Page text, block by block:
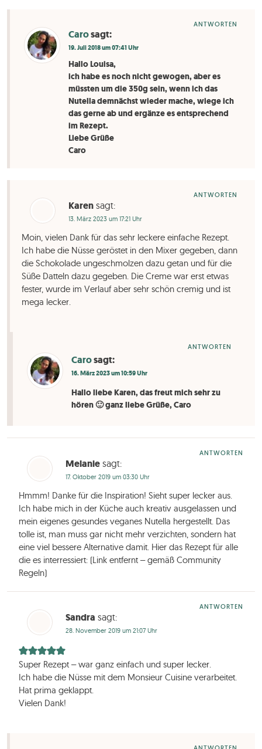
Carosagt:
19. Juli 2018 um 07:41 Uhr
Hallo Louisa,
ich habe es noch nicht gewogen, aber es
müssten um die 350g sein, wenn ich das
Nutella demnächst wieder mache, wiege ich
das gerne ab und ergänze es entsprechend
im Rezept.
Liebe Grüße
Caro
ANTWORTEN
Karen sagt:
13. März 2023 um 17:21 Uhr
Moin, vielen Dank für das sehr leckere einfache Rezept.
Ich habe die Nüsse geröstet in den Mixer gegeben, dann
die Schokolade ungeschmolzen dazu getan und für die
Süße Datteln dazu gegeben. Die Creme war erst etwas
fester, wurde im Verlauf aber sehr schön cremig und ist
mega lecker.
ANTWORTEN
Carosagt:
16. März 2023 um 10:59 Uhr
Hallo liebe Karen, das freut mich sehr zu
hören 🙂 ganz liebe Grüße, Caro
ANTWORTEN
Melanie sagt:
17. Oktober 2019 um 03:30 Uhr
Hmmm! Danke für die Inspiration! Sieht super lecker aus.
Ich habe mich in der Küche auch kreativ ausgelassen und
mein eigenes gesundes veganes Nutella hergestellt. Das
tolle ist, man muss gar nicht mehr verzichten, sondern hat
eine viel bessere Alternative damit. Hier das Rezept für alle
die es interressiert: (Link entfernt – gemäß Community
Regeln)
ANTWORTEN
Sandra sagt:
28. November 2019 um 21:07 Uhr
Super Rezept – war ganz einfach und super lecker.
Ich habe die Nüsse mit dem Monsieur Cuisine verarbeitet.
Hat prima geklappt.
Vielen Dank!
ANTWORTEN